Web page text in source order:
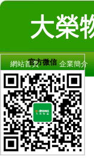
網站首頁 企業簡介
官方微信